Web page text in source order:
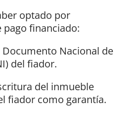
optado por
financiado:
Documento Nacional de
del fiador.
del inmueble
fiador como garantía.